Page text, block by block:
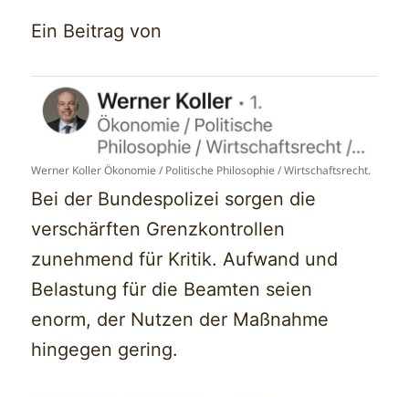
Ein Beitrag von
Werner Koller Ökonomie / Politische Philosophie / Wirtschaftsrecht.
Bei der Bundespolizei sorgen die
verschärften Grenzkontrollen
zunehmend für Kritik. Aufwand und
Belastung für die Beamten seien
enorm, der Nutzen der Maßnahme
hingegen gering.